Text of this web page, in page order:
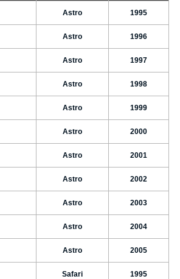
Astro 1995
Astro 1996
Astro 1997
Astro 1998
Astro 1999
Astro 2000
Astro 2001
Astro 2002
Astro 2003
Astro 2004
Astro 2005
Safari 1995